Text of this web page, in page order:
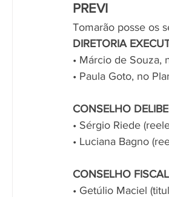
PREVI
Tomarão posse os
DIRETORIA
• Márcio de Souza,
• Paula Goto, no
CONSELHO
• Sérgio Riede
• Luciana Bagno
CONSELHO FISCAL
• Getúlio Maciel